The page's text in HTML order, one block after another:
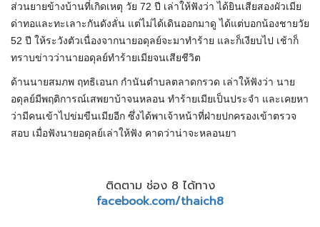
ส่วนยายข้างบ้านที่เกิดเหตุ วัย 72 ปี เล่าให้ฟังว่า ได้ยินเสียสองผัวเมีย
ด่าทอและทะเลาะกันดังลั่น แต่ไม่ได้เดินออกมาดู ได้แต่บอกน้องชายวัย
52 ปี ให้ระวังตัวเนื่องจากนายอดุลย์จะมาทำร้าย และก็เงียบไป เช้าก็
ทราบข่าวว่านายอดุลย์ทำร้ายเมียจนเสียชีวิต
ด้านนายสมภพ ฤทธิเอนก กำนันตำบลตลาดกรวด เล่าให้ฟังว่า นาย
อดุลย์มีพฤติการณ์เสพยาบ้าจนหลอน ทำร้ายเมียเป็นประจำ และเคยหา
ว่ามีคนเข้าไปข่มขืนเมียอีก ซึ่งได้พาเจ้าหน้าที่ฝ่ายปกครองเข้าตรวจ
สอบ เมื่อฟังนายอดุลย์เล่าให้ฟัง คาดว่าน่าจะหลอนยา
ติดตาม ช่อง 8 ได้ทาง
facebook.com/thaich8